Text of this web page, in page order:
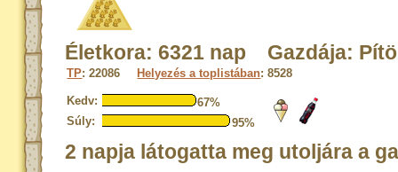
Életkora: 6321 nap Gazdája:
TP: 22086 Helyezés a toplistában: 8528
Kedv:
67%
Súly:
95%
2 napja látogatta meg utoljára a